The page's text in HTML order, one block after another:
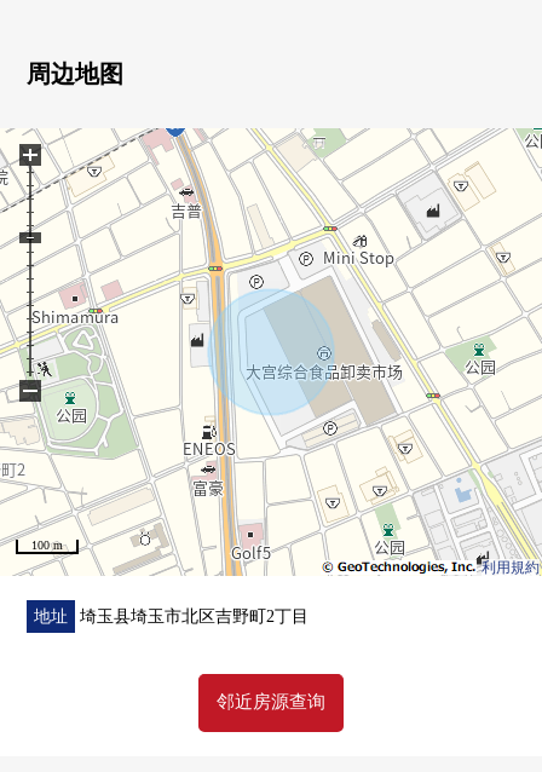
○ 步入式衣帽间以及壁橱有
■ 设备・设计
━━━━━━━━━━━━━━━・・・・・
○ 有TV监视器的内部对讲机
○ 有淋浴的盥洗台
○ 在楼梯、浴室、厕所扶手设置
○ 地板下边收纳
■ 在找想要的家方面给予帮助的━━━━━・・・
房源的详细、需讨论是如有意向，请跟我们联系。
周边地图
利用規約
100 m
+
−
地址 埼玉县埼玉市北区吉野町2丁目
邻近房源查询